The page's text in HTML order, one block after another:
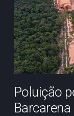
Poluição
Barcarena